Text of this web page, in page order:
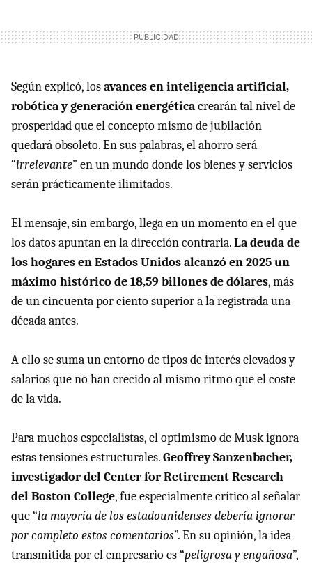
Según explicó, losavances en inteligencia artificial,
robótica y generación energéticacrearán tal nivel de
prosperidad que el concepto mismo de jubilación
quedará obsoleto. En sus palabras, el ahorro será
“irrelevante” en un mundo donde los bienes y servicios
serán prácticamente ilimitados.
El mensaje, sin embargo, llega en un momento en el que
los datos apuntan en la dirección contraria.La deuda de
los hogares en Estados Unidos alcanzó en 2025 un
máximo histórico de 18,59 billones de dólares, más
de un cincuenta por ciento superior a la registrada una
década antes.
A ello se suma un entorno de tipos de interés elevados y
salarios que no han crecido al mismo ritmo que el coste
de la vida.
Para muchos especialistas, el optimismo de Musk ignora
estas tensiones estructurales.Geoffrey Sanzenbacher,
investigador del Center for Retirement Research
del Boston College, fue especialmente crítico al señalar
que “la mayoría de los estadounidenses debería ignorar
por completo estos comentarios”. En su opinión, la idea
transmitida por el empresario es “peligrosa y engañosa”,